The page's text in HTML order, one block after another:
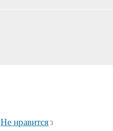
Не нравится 3